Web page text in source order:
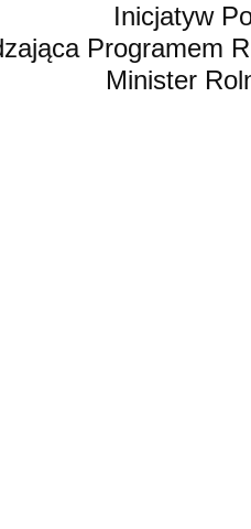
Inicjatyw
Programem
Minister